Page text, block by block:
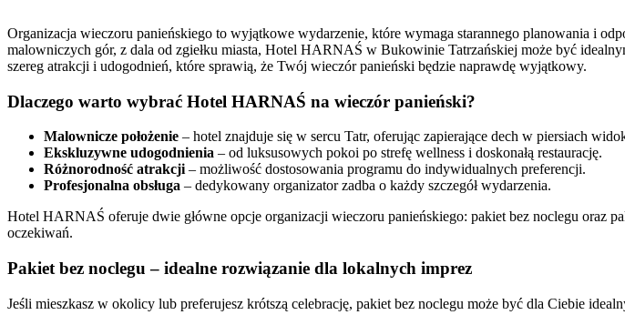
Organizacja wieczoru panieńskiego to wyjątkowe wydarzenie, które wymaga starannego planowania i
malowniczych gór, z dala od zgiełku miasta, Hotel HARNAŚ w Bukowinie Tatrzańskiej może być
szereg atrakcji i udogodnień, które sprawią, że Twój wieczór panieński będzie naprawdę wyjątkowy.
Dlaczego warto wybrać Hotel HARNAŚ na wieczór panieński?
Malownicze położenie – hotel znajduje się w sercu Tatr, oferując zapierające dech w piersiach
Ekskluzywne udogodnienia – od luksusowych pokoi po strefę wellness i doskonałą restaurację.
Różnorodność atrakcji – możliwość dostosowania programu do indywidualnych preferencji.
Profesjonalna obsługa – dedykowany organizator zadba o każdy szczegół wydarzenia.
Hotel HARNAŚ oferuje dwie główne opcje organizacji wieczoru panieńskiego: pakiet bez noclegu oraz
oczekiwań.
Pakiet bez noclegu – idealne rozwiązanie dla lokalnych imprez
Jeśli mieszkasz w okolicy lub preferujesz krótszą celebrację, pakiet bez noclegu może być dla Ciebie